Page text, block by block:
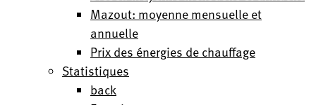
Mazout: moyenne mensuelle et
annuelle
Prix des énergies de chauffage
Statistiques
back